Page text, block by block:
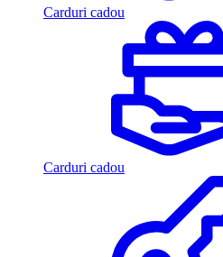
Carduri cadou
Carduri cadou